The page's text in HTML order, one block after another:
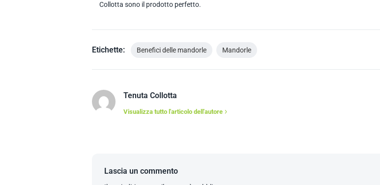
Collotta sono il prodotto perfetto.
Etichette: Benefici delle mandorle Mandorle
Tenuta Collotta
Visualizza tutto l'articolo dell'autore
Lascia un commento